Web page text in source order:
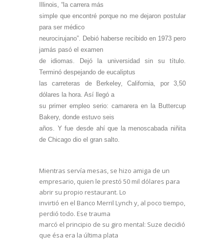
Illinois, “la carrera más
simple que encontré porque no me dejaron postular
para ser médico
neurocirujano”. Debió haberse recibido en 1973 pero
jamás pasó el examen
de idiomas. Dejó la universidad sin su título.
Terminó despejando de eucaliptus
las carreteras de Berkeley, California, por 3,50
dólares la hora. Así llegó a
su primer empleo serio: camarera en la Buttercup
Bakery, donde estuvo seis
años. Y fue desde ahí que la menoscabada niñita
de Chicago dio el gran salto.
Mientras servía mesas, se hizo amiga de un
empresario, quien le prestó 50 mil dólares para
abrir su propio restaurant. Lo
invirtió en el Banco Merril Lynch y, al poco tiempo,
perdió todo. Ese trauma
marcó el principio de su giro mental: Suze decidió
que ésa era la última plata